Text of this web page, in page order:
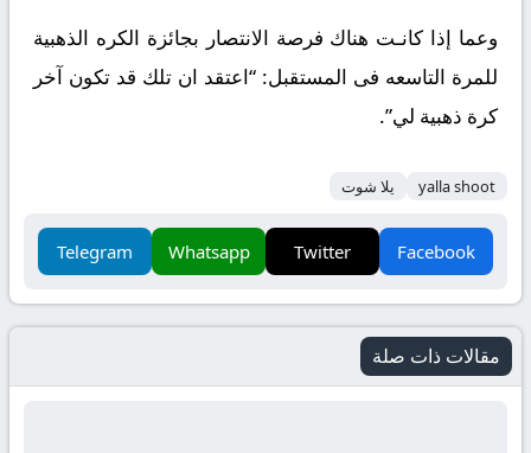
وعما إذا كانـت هناك فرصة الانتصار بجائزة الكره الذهبية
للمرة التاسعه فى المستقبل: “اعتقد ان تلك قد تكون آخر
كرة ذهبية لي”.
yalla shoot يلا شوت
Facebook
Twitter
Whatsapp
Telegram
مقالات ذات صلة